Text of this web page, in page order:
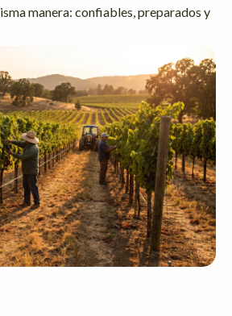
manera: confiables, preparados y